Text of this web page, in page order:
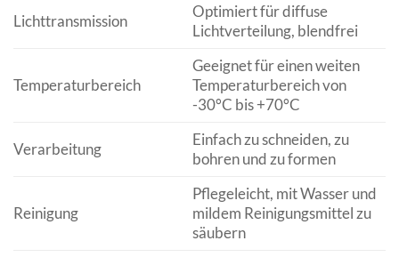
Lichttransmission
Optimiert für diffuse
Lichtverteilung, blendfrei
Temperaturbereich
Geeignet für einen weiten
Temperaturbereich von
-30°C bis +70°C
Verarbeitung
Einfach zu schneiden, zu
bohren und zu formen
Reinigung
Pflegeleicht, mit Wasser und
mildem Reinigungsmittel zu
säubern